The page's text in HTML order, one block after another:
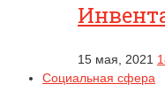
15 мая, 2021
Социальная сфера